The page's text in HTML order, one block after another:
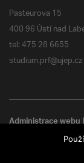
Pasteurova 15
400 96 Ústí nad
tel: 475 28 6655
studium.prf@ujep.cz
Administrace webu
Všechna práva